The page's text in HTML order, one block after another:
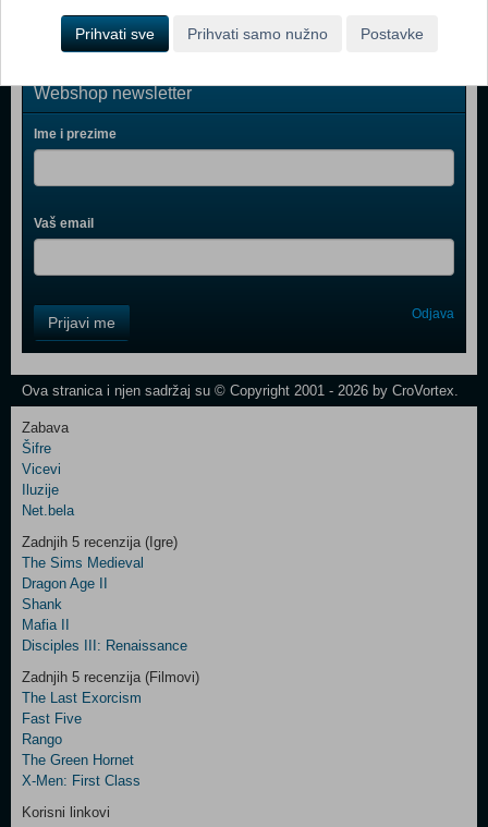
Webshop newsletter
Ime i prezime
Vaš email
Field
One
Control
Two
Newsletter
Control
Field
Three
Prijavi me Odjava
Ova stranica i njen sadržaj su © Copyright 2001 - 2026 by CroVortex.
Zabava
Šifre
Vicevi
Iluzije
Net.bela
Zadnjih 5 recenzija (Igre)
The Sims Medieval
Dragon Age II
Shank
Mafia II
Disciples III: Renaissance
Zadnjih 5 recenzija (Filmovi)
The Last Exorcism
Fast Five
Rango
The Green Hornet
X-Men: First Class
Korisni linkovi
Prihvati sve Prihvati samo nužno Postavke